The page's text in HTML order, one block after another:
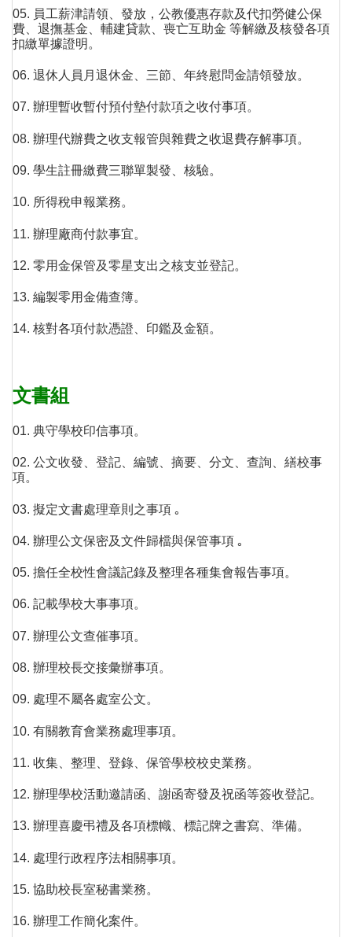
05. 員工薪津請領、發放，公教優惠存款及代扣勞健公保
費、退撫基金、輔建貸款、喪亡互助金 等解繳及核發各項
扣繳單據證明。
06. 退休人員月退休金、三節、年終慰問金請領發放。
07. 辦理暫收暫付預付墊付款項之收付事項。
08. 辦理代辦費之收支報管與雜費之收退費存解事項。
09. 學生註冊繳費三聯單製發、核驗。
10. 所得稅申報業務。
11. 辦理廠商付款事宜。
12. 零用金保管及零星支出之核支並登記。
13. 編製零用金備查簿。
14. 核對各項付款憑證、印鑑及金額。
文書組
01. 典守學校印信事項。
02. 公文收發、登記、編號、摘要、分文、查詢、繕校事
項。
03. 擬定文書處理章則之事項 ｡
04. 辦理公文保密及文件歸檔與保管事項 ｡
05. 擔任全校性會議記錄及整理各種集會報告事項。
06. 記載學校大事事項。
07. 辦理公文查催事項。
08. 辦理校長交接彙辦事項。
09. 處理不屬各處室公文。
10. 有關教育會業務處理事項。
11. 收集、整理、登錄、保管學校校史業務。
12. 辦理學校活動邀請函、謝函寄發及祝函等簽收登記。
13. 辦理喜慶弔禮及各項標幟、標記牌之書寫、準備。
14. 處理行政程序法相關事項。
15. 協助校長室秘書業務。
16. 辦理工作簡化案件。